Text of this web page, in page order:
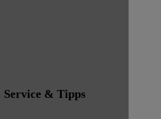
Service & Tipps